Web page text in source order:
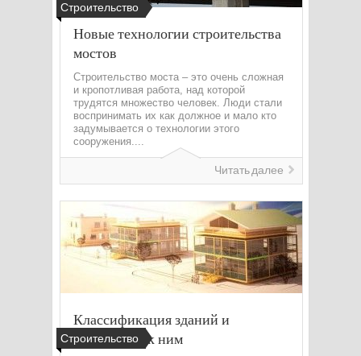
Строительство
Новые технологии строительства
мостов
Строительство моста – это очень сложная
и кропотливая работа, над которой
трудятся множество человек. Люди стали
воспринимать их как должное и мало кто
задумывается о технологии этого
сооружения....
Читать далее
Строительство
Классификация зданий и
требования к ним